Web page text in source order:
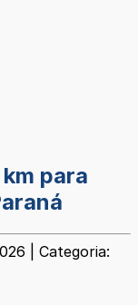
para
| Categoria: